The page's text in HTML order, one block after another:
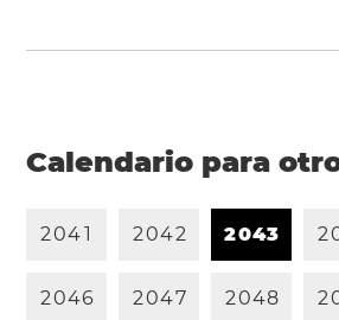
Calendario para
2041 2042 2043 2
2046 2047 2048 2